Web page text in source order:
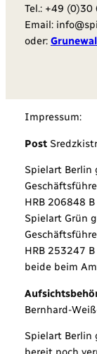
Tel.: +49
Email:
oder:
Impressum:
Post
Spielart Berlin
HRB 206848 B
Spielart Grün
HRB 253247 B
beide beim
Bernhard-
Spielart Berlin